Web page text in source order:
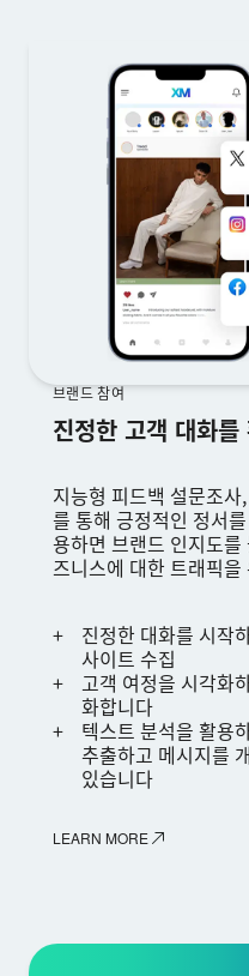
브랜드 참여
진정한 고객 대화를
지능형 피드백 설문조
를 통해 긍정적인 정서
용하면 브랜드 인지도
즈니스에 대한 트래픽
진정한 대화를 시작
사이트 수집
고객 여정을 시각화
화합니다
텍스트 분석을 활용
추출하고 메시지를
있습니다
LEARN MORE